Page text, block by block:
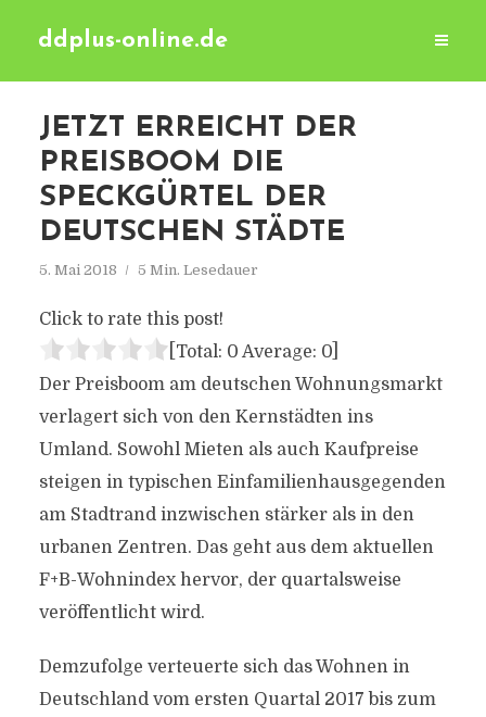
ddplus-online.de
JETZT ERREICHT DER
PREISBOOM DIE
SPECKGÜRTEL DER
DEUTSCHEN STÄDTE
5. Mai 2018 5 Min. Lesedauer
Click to rate this post!
[Total: 0 Average: 0]
Der Preisboom am deutschen Wohnungsmarkt
verlagert sich von den Kernstädten ins
Umland. Sowohl Mieten als auch Kaufpreise
steigen in typischen Einfamilienhausgegenden
am Stadtrand inzwischen stärker als in den
urbanen Zentren. Das geht aus dem aktuellen
F+B-Wohnindex hervor, der quartalsweise
veröffentlicht wird.
Demzufolge verteuerte sich das Wohnen in
Deutschland vom ersten Quartal 2017 bis zum